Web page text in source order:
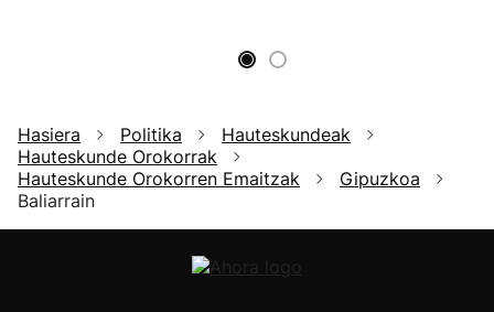
Hasiera Politika
Hauteskundeak
Hauteskunde Orokorrak
Hauteskunde Orokorren Emaitzak
Gipuzkoa
Baliarrain